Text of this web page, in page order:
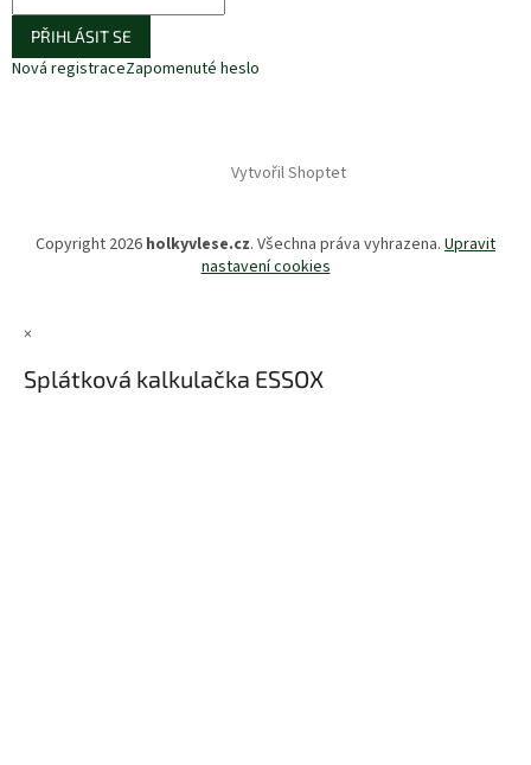
PŘIHLÁSIT SE
Nová registraceZapomenuté heslo
Vytvořil Shoptet
Copyright 2026 holkyvlese.cz. Všechna práva vyhrazena. Upravit
nastavení cookies
×
Splátková kalkulačka ESSOX